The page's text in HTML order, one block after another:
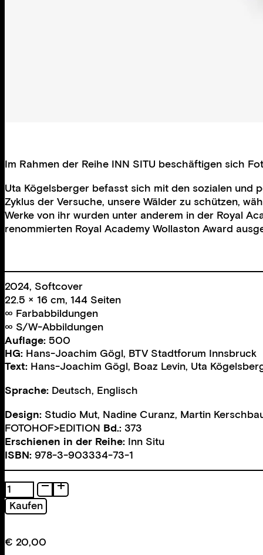
Im Rahmen der Reihe INN SITU beschäftigen sich
Uta Kögelsberger befasst sich mit den sozialen und
Zyklus der Versuche, unsere Wälder zu schützen,
Werke von ihr wurden unter anderem in der Royal
renommierten Royal Academy Wollaston Award
2024, Softcover
22.5 × 16 cm, 144 Seiten
∞ Farbabbildungen
∞ S/W-Abbildungen
Auflage: 500
HG: Hans-Joachim Gögl, BTV Stadtforum Innsbruck
Text: Hans-Joachim Gögl, Boaz Levin, Uta
Sprache: Deutsch, Englisch
Design: Studio Mut, Nadine Curanz, Martin
FOTOHOF>EDITION Bd.: 373
Erschienen in der Reihe: Inn Situ
ISBN: 978-3-903334-73-1
Forest
Complex
Menge
Kaufen
€ 20,00